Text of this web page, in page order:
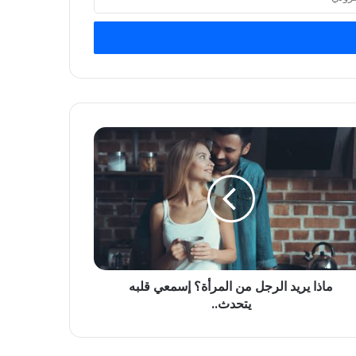
ماذا يريد الرجل من المرأة؟ إسمعي قلبه
يتحدث..